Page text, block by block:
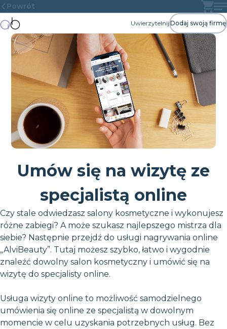
Powrót
UwierzytelnijDodaj swoją firmę
Umów się na wizytę ze
specjalistą online
Czy stale odwiedzasz salony kosmetyczne i wykonujesz
różne zabiegi? A może szukasz najlepszego mistrza dla
siebie? Następnie przejdź do usługi nagrywania online
„AlviBeauty”. Tutaj możesz szybko, łatwo i wygodnie
znaleźć dowolny salon kosmetyczny i umówić się na
wizytę do specjalisty online.
Usługa wizyty online to możliwość samodzielnego
umówienia się online ze specjalistą w dowolnym
momencie w celu uzyskania potrzebnych usług. Bez